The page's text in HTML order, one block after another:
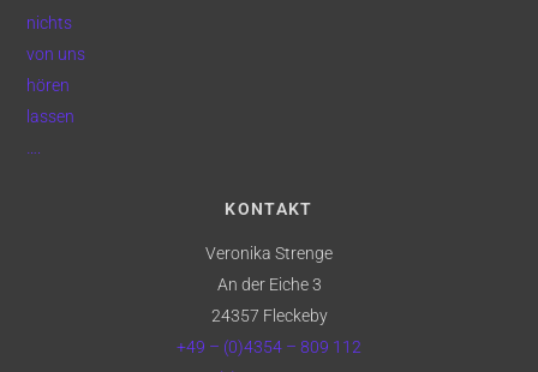
KONTAKT
Veronika Strenge
An der Eiche 3
24357 Fleckeby
+49 – (0)4354 – 809 112